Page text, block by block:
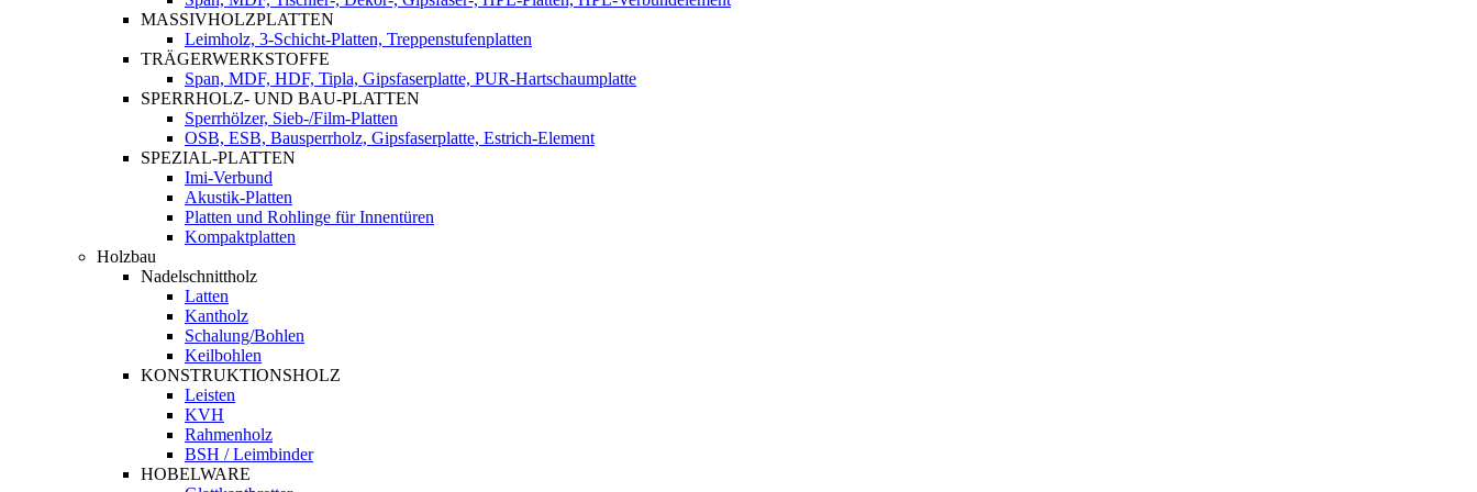
MASSIVHOLZPLATTEN
Leimholz, 3-Schicht-Platten, Treppenstufenplatten
TRÄGERWERKSTOFFE
Span, MDF, HDF, Tipla, Gipsfaserplatte, PUR-Hartschaumplatte
SPERRHOLZ- UND BAU-PLATTEN
Sperrhölzer, Sieb-/Film-Platten
OSB, ESB, Bausperrholz, Gipsfaserplatte, Estrich-Element
SPEZIAL-PLATTEN
Imi-Verbund
Akustik-Platten
Platten und Rohlinge für Innentüren
Kompaktplatten
Holzbau
Nadelschnittholz
Latten
Kantholz
Schalung/Bohlen
Keilbohlen
KONSTRUKTIONSHOLZ
Leisten
KVH
Rahmenholz
BSH / Leimbinder
HOBELWARE